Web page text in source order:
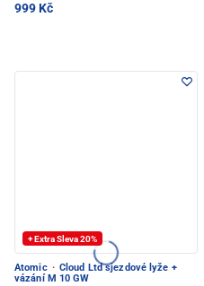
999 Kč
+ Extra Sleva 20%
Atomic · Cloud Ltd sjezdové lyže +
vázání M 10 GW